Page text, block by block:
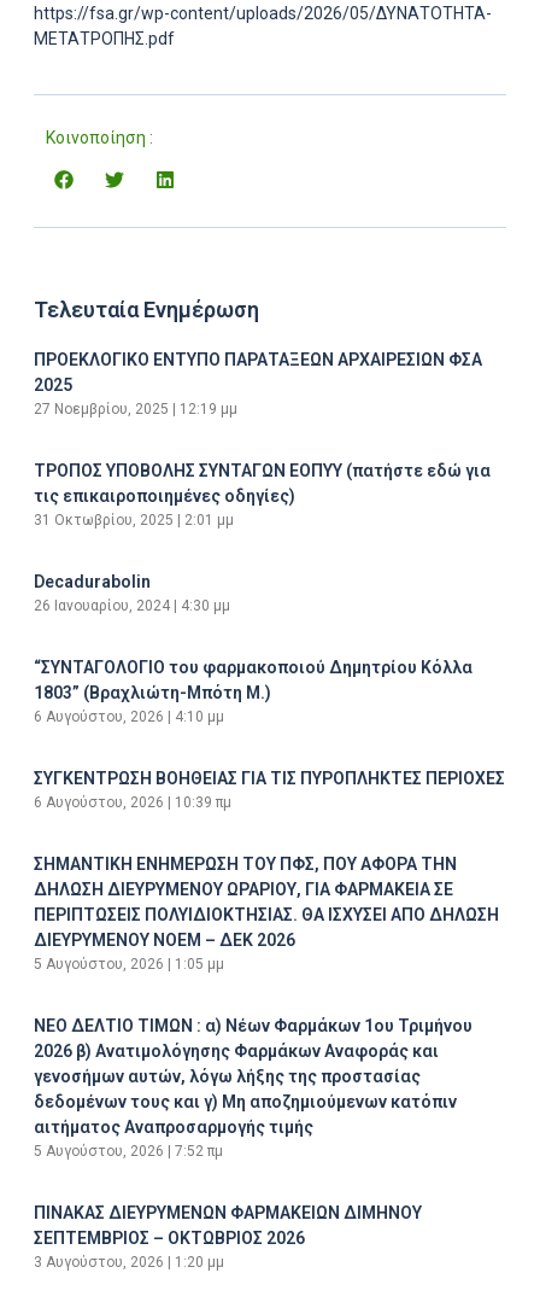
https://fsa.gr/wp-content/uploads/2026/05/ΔΥΝΑΤΟΤΗΤΑ-
ΜΕΤΑΤΡΟΠΗΣ.pdf
Κοινοποίηση :
Τελευταία Ενημέρωση
ΠΡΟΕΚΛΟΓΙΚΟ ΕΝΤΥΠΟ ΠΑΡΑΤΑΞΕΩΝ ΑΡΧΑΙΡΕΣΙΩΝ ΦΣΑ
2025
27 Νοεμβρίου, 2025 12:19 μμ
ΤΡΟΠΟΣ ΥΠΟΒΟΛΗΣ ΣΥΝΤΑΓΩΝ ΕΟΠΥΥ (πατήστε εδώ για
τις επικαιροποιημένες οδηγίες)
31 Οκτωβρίου, 2025 2:01 μμ
Decadurabolin
26 Ιανουαρίου, 2024 4:30 μμ
“ΣΥΝΤΑΓΟΛΟΓΙΟ του φαρμακοποιού Δημητρίου Κόλλα
1803” (Βραχλιώτη-Μπότη Μ.)
6 Αυγούστου, 2026 4:10 μμ
ΣΥΓΚΕΝΤΡΩΣΗ ΒΟΗΘΕΙΑΣ ΓΙΑ ΤΙΣ ΠΥΡΟΠΛΗΚΤΕΣ ΠΕΡΙΟΧΕΣ
6 Αυγούστου, 2026 10:39 πμ
ΣΗΜΑΝΤΙΚΗ ΕΝΗΜΕΡΩΣΗ ΤΟΥ ΠΦΣ, ΠΟΥ ΑΦΟΡΑ ΤΗΝ
ΔΗΛΩΣΗ ΔΙΕΥΡΥΜΕΝΟΥ ΩΡΑΡΙΟΥ, ΓΙΑ ΦΑΡΜΑΚΕΙΑ ΣΕ
ΠΕΡΙΠΤΩΣΕΙΣ ΠΟΛΥΙΔΙΟΚΤΗΣΙΑΣ. ΘΑ ΙΣΧΥΣΕΙ ΑΠΟ ΔΗΛΩΣΗ
ΔΙΕΥΡΥΜΕΝΟΥ ΝΟΕΜ – ΔΕΚ 2026
5 Αυγούστου, 2026 1:05 μμ
ΝΕΟ ΔΕΛΤΙΟ ΤΙΜΩΝ : α) Νέων Φαρμάκων 1ου Τριμήνου
2026 β) Ανατιμολόγησης Φαρμάκων Αναφοράς και
γενοσήμων αυτών, λόγω λήξης της προστασίας
δεδομένων τους και γ) Μη αποζημιούμενων κατόπιν
αιτήματος Αναπροσαρμογής τιμής
5 Αυγούστου, 2026 7:52 πμ
ΠΙΝΑΚΑΣ ΔΙΕΥΡΥΜΕΝΩΝ ΦΑΡΜΑΚΕΙΩΝ ΔΙΜΗΝΟΥ
ΣΕΠΤΕΜΒΡΙΟΣ – ΟΚΤΩΒΡΙΟΣ 2026
3 Αυγούστου, 2026 1:20 μμ